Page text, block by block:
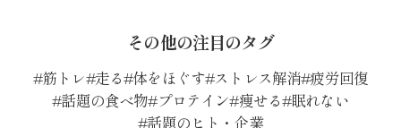
その他の注目のタグ
筋トレ 走る 体をほぐす ストレス解消 疲労回復
話題の食べ物 プロテイン 痩せる 眠れない
話題のヒト・企業